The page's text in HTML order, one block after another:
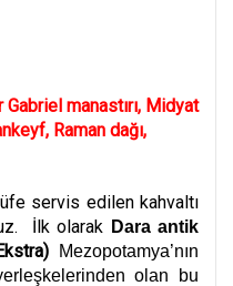
manastırı, Midyat
Raman dağı,
servis edilen kahvaltı
İlk olarak Dara antik
Mezopotamya’nın
olan bu